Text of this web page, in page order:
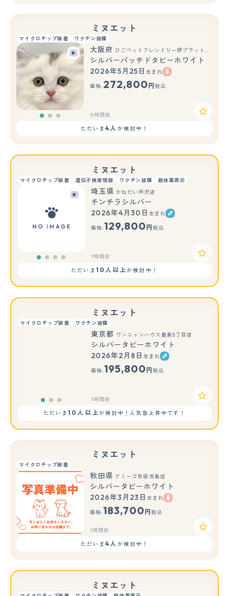
ミヌエット
マイクロチップ装着 ワクチン接種
もっと見る
大阪府 ひごペットフレンドリー堺プラットプラット店
シルバーパッチドタビーホワイト
2026年5月25日 生まれ
価格: 272,800 円 税込
0時間前
ただいま4人 が検討中！
ミヌエット
マイクロチップ装着 遺伝子検査情報 ワクチン接種 親体重表示
埼玉県 かねだい所沢店
チンチラシルバー
2026年4月30日 生まれ
価格:129,800 円 税込
1時間前
ただいま 10人以上が検討中！
ミヌエット
マイクロチップ装着 ワクチン接種
もっと見る
東京都 ワンニャンハウス豊島5丁目店
シルバータビーホワイト
2026年2月8日 生まれ
価格:195,800 円 税込
1時間前
ただいま10人以上が検討中！人気急上昇中です！
ミヌエット
マイクロチップ装着
秋田県 アミーゴ秋田茨島店
シルバータビーホワイト
2026年3月23日 生まれ
価格:183,700 円 税込
1時間前
ただいま4人 が検討中！
ミヌエット